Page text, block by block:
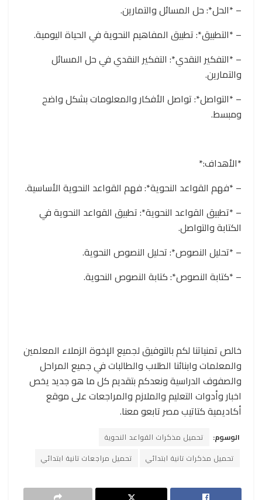
– *الحل*: حل المسائل والتمارين.
– *التطبيق*: تطبيق المفاهيم النحوية في الحياة اليومية.
– *التفكير النقدي*: التفكير النقدي في حل المسائل
والتمارين.
– *التواصل*: تواصل الأفكار والمعلومات بشكل واضح
ومبسط.
*الأهداف:*
– *فهم القواعد النحوية*: فهم القواعد النحوية الأساسية.
– *تطبيق القواعد النحوية*: تطبيق القواعد النحوية في
الكتابة والتواصل.
– *تحليل النصوص*: تحليل النصوص النحوية.
– *كتابة النصوص*: كتابة النصوص النحوية.
خالص تمنياتنا لكم بالتوفيق لجميع الإخوة الزملاء المعلمين
والمعلمات وابنائنا الطلاب والطالبات في جميع المراحل
والصفوف الدراسية ونعدكم بتقديم كل ما هو جديد يخص
اخبار وأدوات التعليم والملازم والمراجعات على موقع
أكاديمية كتاتيب مصر تابعو معنا.
الوسوم:
تحميل مذكرات القواعد النحوية
تحميل مذكرات تانية ابتدائي
تحميل مراجعات تانية ابتدائي